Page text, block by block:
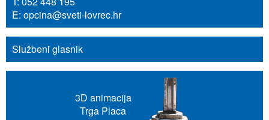
E: opcina@sveti-lovrec.hr
Službeni glasnik
3D animacija
Trga Placa